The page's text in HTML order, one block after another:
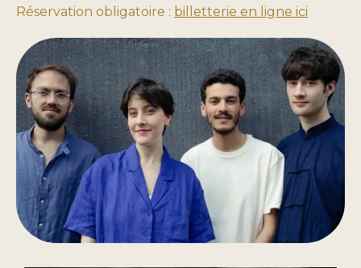
Réservation obligatoire : billetterie en ligne ici